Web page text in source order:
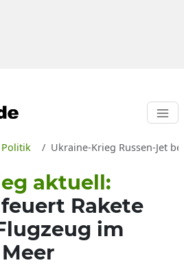
Politik Ukraine-Krieg Russen-Jet
aktuell:
Rakete
im